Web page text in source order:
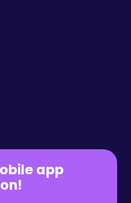
app